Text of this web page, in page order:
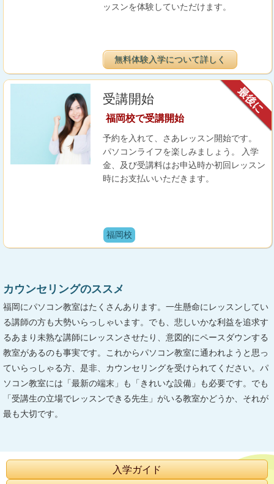
ッスンを体験していただけます。
無料体験入学について詳しく
最後に
受講開始
福岡校で受講開始
予約を入れて、さあレッスン開始です。
パソコンライフを楽しみましょう。 入学
金、及び受講料はお申込時か初回レッスン
時にお支払いいただきます。
福岡校
カウンセリングのススメ
福岡にパソコン教室はたくさんあります。一生懸命にレッスンしてい
る講師の方も大勢いらっしゃいます。でも、悲しいかな利益を追求す
るあまり未熟な講師にレッスンさせたり、意図的にペースダウンする
教室があるのも事実です。これからパソコン教室に通われようと思っ
ていらっしゃる方、是非、カウンセリングを受けられてください。パ
ソコン教室には「最新の端末」も「きれいな設備」も必要です。でも
「受講生の立場でレッスンできる先生」がいる教室かどうか、それが
最も大切です。
入学ガイド